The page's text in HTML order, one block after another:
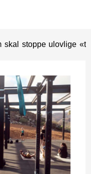
skal stoppe ulovlige